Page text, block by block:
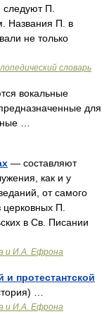
следуют П.
Названия П. в
не только
словарь
вокальные
для
…
— составляют
как и у
от самого
П.
в Св. Писании
и И.А. Ефрона
и протестантской
…
и И.А. Ефрона